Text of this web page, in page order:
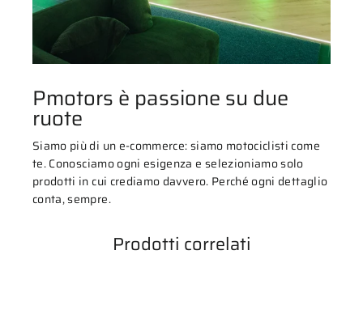
Pmotors è passione su due
ruote
Siamo più di un e-commerce: siamo motociclisti come
te. Conosciamo ogni esigenza e selezioniamo solo
prodotti in cui crediamo davvero. Perché ogni dettaglio
conta, sempre.
Prodotti correlati